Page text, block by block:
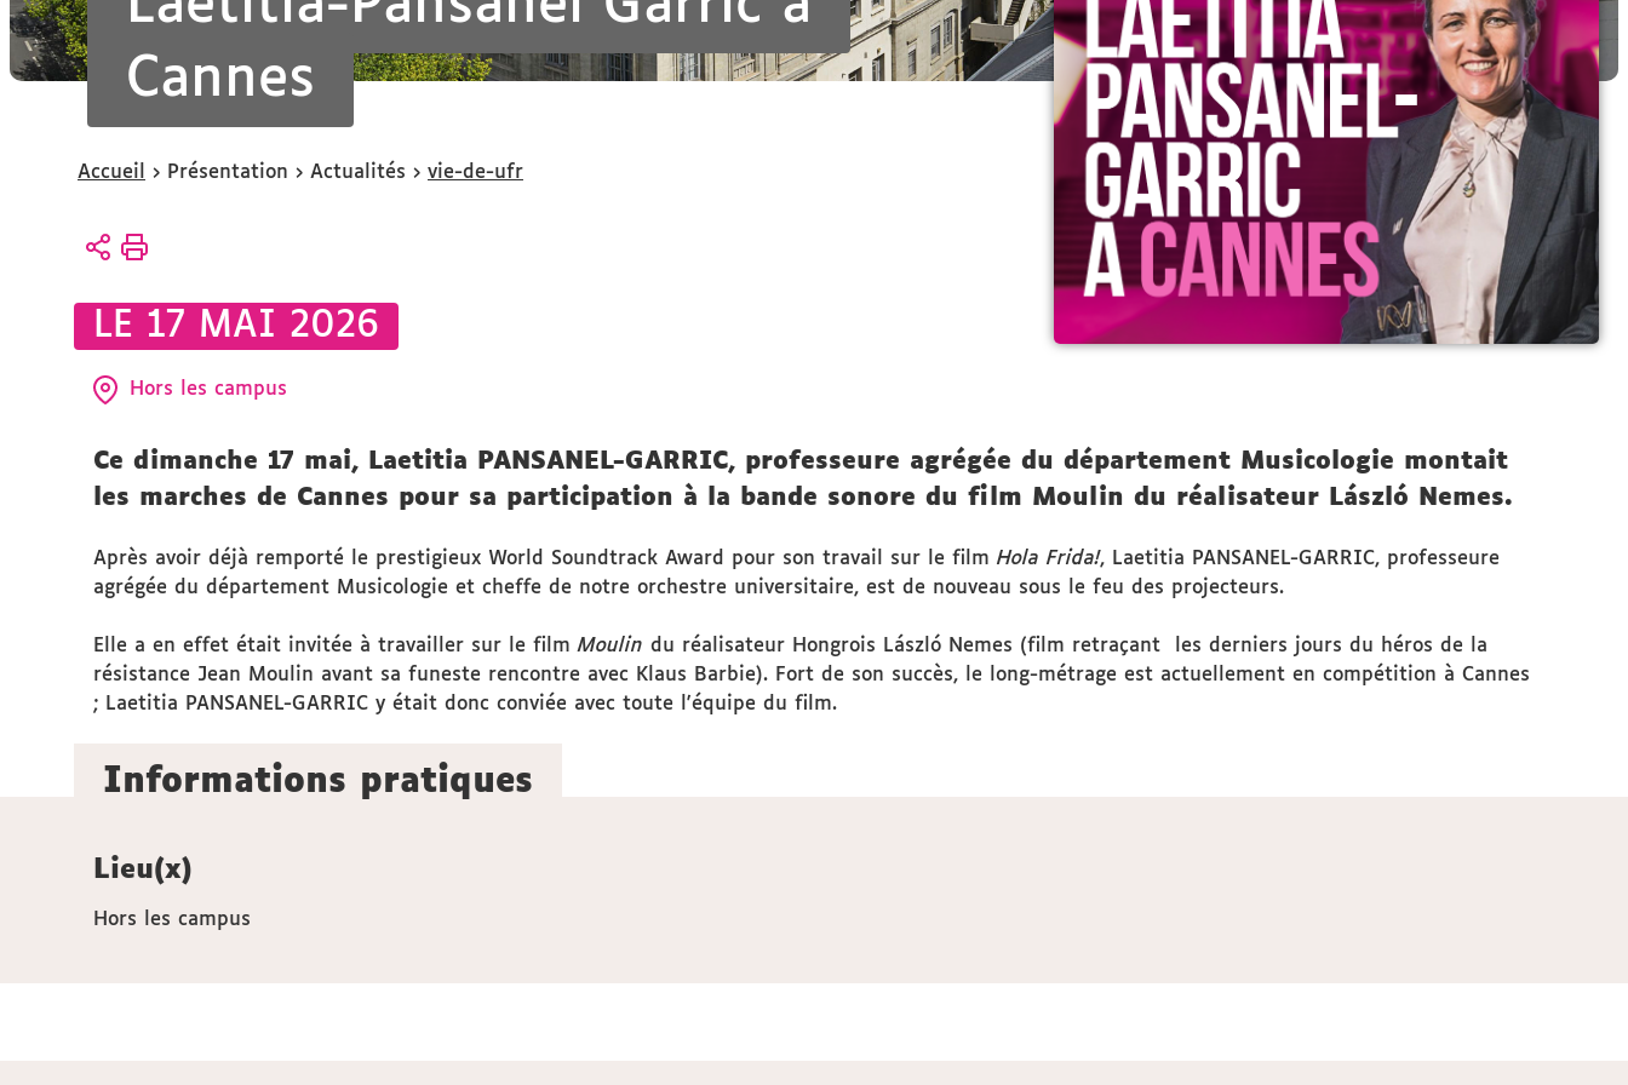
Cannes
Vous
ici :
Accueil Présentation Actualités vie-de-ufr
LE 17 MAI 2026
Hors les campus
Ce dimanche 17 mai, Laetitia PANSANEL-GARRIC, professeure agrégée du département Musicologie montait
les marches de Cannes pour sa participation à la bande sonore du film Moulin du réalisateur László Nemes.
Après avoir déjà remporté le prestigieux World Soundtrack Award pour son travail sur le film Hola Frida!, Laetitia PANSANEL-GARRIC, professeure
agrégée du département Musicologie et cheffe de notre orchestre universitaire, est de nouveau sous le feu des projecteurs.
Elle a en effet était invitée à travailler sur le filmMoulin du réalisateur Hongrois László Nemes (film retraçant les derniers jours du héros de la
résistance Jean Moulin avant sa funeste rencontre avec Klaus Barbie). Fort de son succès, le long-métrage est actuellement en compétition à Cannes
; Laetitia PANSANEL-GARRIC y était donc conviée avec toute l'équipe du film.
Informations pratiques
Lieu(x)
Hors les campus